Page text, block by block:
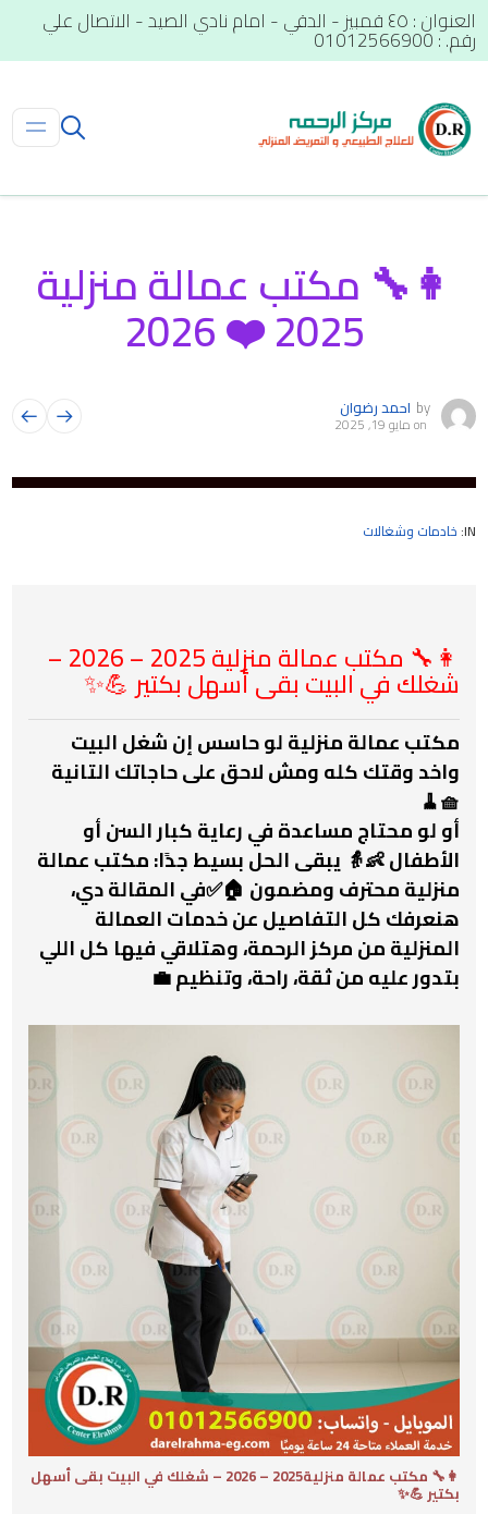
العنوان : ٤٥ قمبيز - الدقي - امام نادي الصيد - الاتصال علي
رقم. : 01012566900
👩‍🔧 مكتب عمالة منزلية
2025 ❤️ 2026
by احمد رضوان
onمايو 19, 2025
IN: خادمات وشغالات
👩‍🔧 مكتب عمالة منزلية 2025 – 2026 –
شغلك في البيت بقى أسهل بكتير 💪✨
مكتب عمالة منزليةلو حاسس إن شغل البيت
واخد وقتك كله ومش لاحق على حاجاتك التانية
🧺🧹
أو لو محتاج مساعدة فيرعاية كبار السنأو
الأطفال 👶👵 يبقى الحل بسيط جدًا: مكتب عمالة
منزلية محترف ومضمون 🏠✅في المقالة دي،
هنعرفك كل التفاصيل عن خدمات العمالة
المنزلية من مركز الرحمة، وهتلاقي فيها كل اللي
بتدور عليه من ثقة، راحة، وتنظيم 💼
👩‍🔧 مكتب عمالة منزلية2025 – 2026 – شغلك في البيت بقى أسهل
بكتير 💪✨